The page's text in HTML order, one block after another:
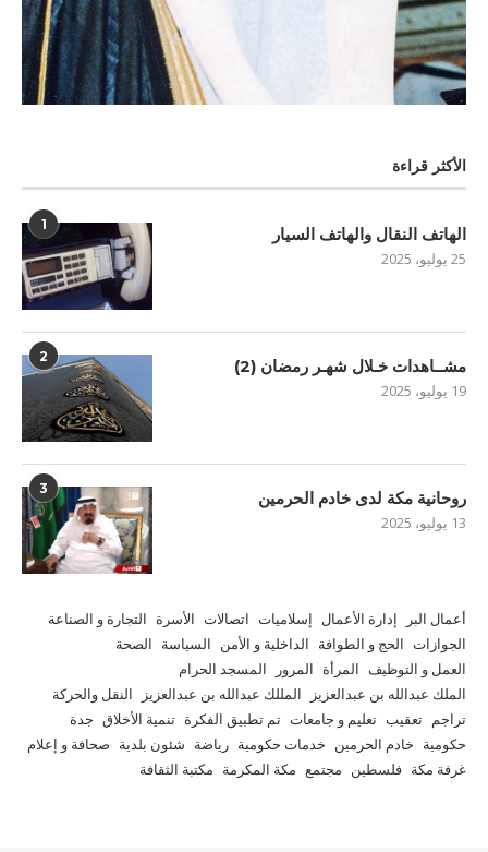
الأكثر قراءة
1 الهاتف النقال والهاتف السيار
25 يوليو، 2025
2 مشــاهدات خـلال شهـر رمضان (2)
19 يوليو، 2025
3 روحانية مكة لدى خادم الحرمين
13 يوليو، 2025
أعمال البر إدارة الأعمال إسلاميات اتصالات الأسرة التجارة و الصناعة
الجوازات الحج و الطوافة الداخلية و الأمن السياسة الصحة
العمل و التوظيف المرأة المرور
المسجد الحرام
الملك عبدالله بن عبدالعزيز
المللك عبدالله بن عبدالعزيز
النقل والحركة
تراجم تعقيب تعليم و جامعات تم تطبيق الفكرة تنمية الأخلاق جدة
حكومية خادم الحرمين خدمات حكومية رياضة شئون بلدية صحافة و إعلام
غرفة مكة فلسطين مجتمع مكة المكرمة مكتبة الثقافة